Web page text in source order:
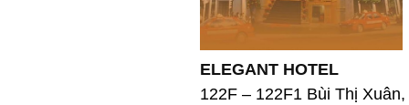
ELEGANT HOTEL
122F – 122F1 Bùi Thị Xuân,